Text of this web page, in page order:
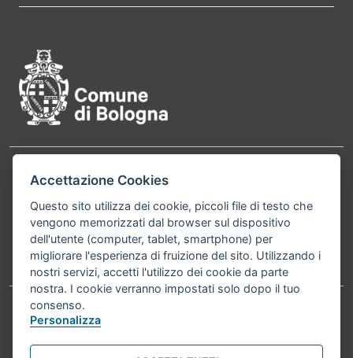
Contatti
Comune di Bologna, Piazza Maggiore, 6 - 40124
Bologna P.Iva 01232710374 Cod. IBAN: IT 88 R
02008 02435 000020067156
Telefono:051203040
Accessibilità Carta dei valori
Informativa sul trattamento dei dati personali Note legali
Accettazione Cookies
Questo sito utilizza dei cookie, piccoli file di testo che
vengono memorizzati dal browser sul dispositivo
dell'utente (computer, tablet, smartphone) per
migliorare l'esperienza di fruizione del sito. Utilizzando i
nostri servizi, accetti l'utilizzo dei cookie da parte
nostra. I cookie verranno impostati solo dopo il tuo
consenso.
Personalizza